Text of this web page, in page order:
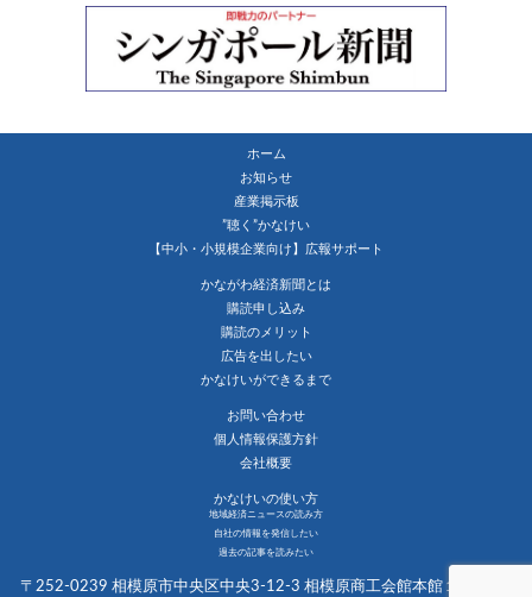
ホーム
お知らせ
産業掲示板
”聴く”かなけい
【中小・小規模企業向け】広報サポート
かながわ経済新聞とは
購読申し込み
購読のメリット
広告を出したい
かなけいができるまで
お問い合わせ
個人情報保護方針
会社概要
かなけいの使い方
地域経済ニュースの読み方
自社の情報を発信したい
過去の記事を読みたい
〒252-0239 相模原市中央区中央3-12-3 相模原商工会館本館１